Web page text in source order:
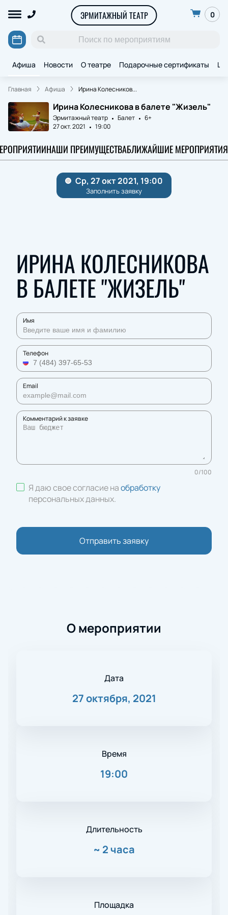
ЭРМИТАЖНЫЙ ТЕАТР 0
Афиша Новости О театре Подарочные сертификаты
Главная Афиша Ирина Колесников...
Ирина Колесникова в балете "Жизель"
Эрмитажный театр Балет
6+
27 окт. 2021
19:00
НАШИ ПРЕИМУЩЕСТВАБЛИЖАЙШИЕ МЕРОПРИЯТИЯ
ИРИНА КОЛЕСНИКОВА
В БАЛЕТЕ "ЖИЗЕЛЬ"
Имя
Телефон
Email
Комментарий к заявке
0/100
Я даю свое согласие наобработку
персональных данных.
Отправить заявку
О мероприятии
Дата
27 октября, 2021
Время
19:00
Длительность
~ 2 часа
Площадка